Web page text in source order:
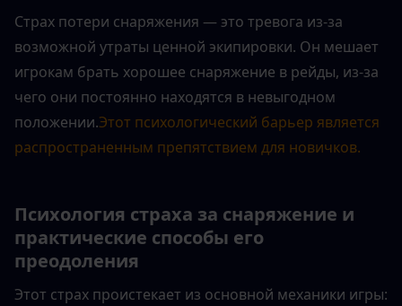
Страх потери снаряжения — это тревога из-за
возможной утраты ценной экипировки. Он мешает
игрокам брать хорошее снаряжение в рейды, из-за
чего они постоянно находятся в невыгодном
положении.Этот психологический барьер является
распространенным препятствием для новичков.
Психология страха за снаряжение и
практические способы его
преодоления
Этот страх проистекает из основной механики игры: